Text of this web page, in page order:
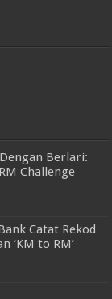
Berlari:
Challenge
Catat Rekod
‘KM to RM’